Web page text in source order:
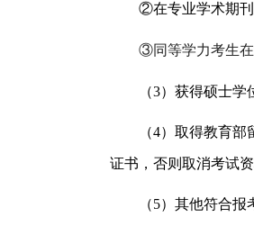
②在专业学术期刊
③同等学力考生在
（3）获得硕士
（4）取得教育
证书，否则取消考试资
（5）其他符合